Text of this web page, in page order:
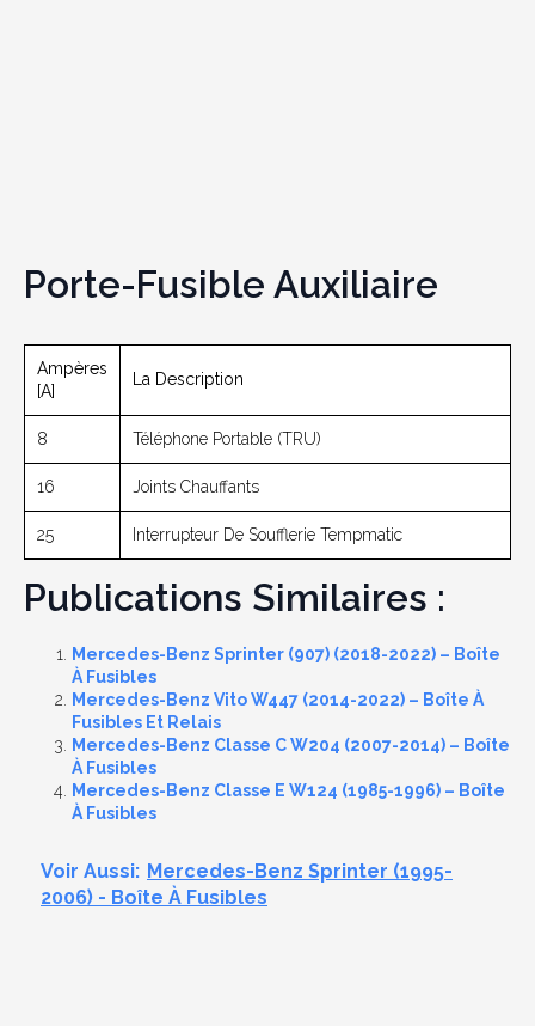
Porte-Fusible Auxiliaire
Ampères
[A]
La Description
8 Téléphone Portable (TRU)
16 Joints Chauffants
25 Interrupteur De Soufflerie Tempmatic
Publications Similaires :
Mercedes-Benz Sprinter (907) (2018-2022) – Boîte
À Fusibles
Mercedes-Benz Vito W447 (2014-2022) – Boîte À
Fusibles Et Relais
Mercedes-Benz Classe C W204 (2007-2014) – Boîte
À Fusibles
Mercedes-Benz Classe E W124 (1985-1996) – Boîte
À Fusibles
Voir Aussi: Mercedes-Benz Sprinter (1995-
2006) - Boîte À Fusibles